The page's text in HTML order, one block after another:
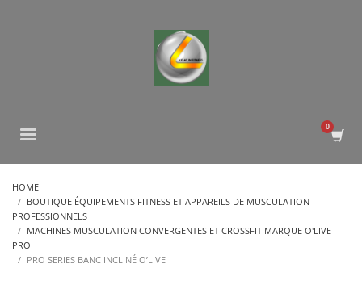
HOME
BOUTIQUE ÉQUIPEMENTS FITNESS ET APPAREILS DE MUSCULATION
PROFESSIONNELS
MACHINES MUSCULATION CONVERGENTES ET CROSSFIT MARQUE O'LIVE
PRO
PRO SERIES BANC INCLINÉ O’LIVE